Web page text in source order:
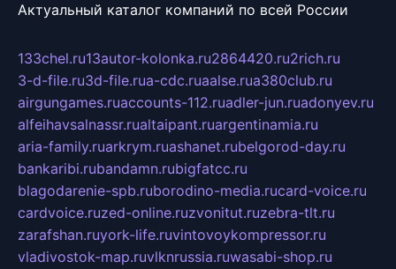
Актуальный каталог компаний по всей России
133chel.ru13autor-kolonka.ru2864420.ru2rich.ru
3-d-file.ru3d-file.rua-cdc.ruaalse.rua380club.ru
airgungames.ruaccounts-112.ruadler-jun.ruadonyev.ru
alfeihavsalnassr.rualtaipant.ruargentinamia.ru
aria-family.ruarkrym.ruashanet.rubelgorod-day.ru
bankaribi.rubandamn.rubigfatcc.ru
blagodarenie-spb.ruborodino-media.rucard-voice.ru
cardvoice.ruzed-online.ruzvonitut.ruzebra-tlt.ru
zarafshan.ruyork-life.ruvintovoykompressor.ru
vladivostok-map.ruvlknrussia.ruwasabi-shop.ru